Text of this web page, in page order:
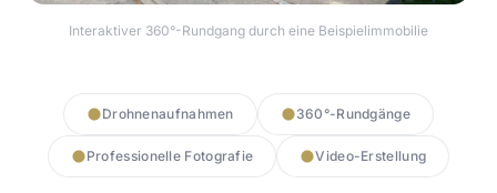
Interaktiver 360°-Rundgang durch eine Beispielimmobilie
Drohnenaufnahmen 360°-Rundgänge
Professionelle Fotografie Video-Erstellung